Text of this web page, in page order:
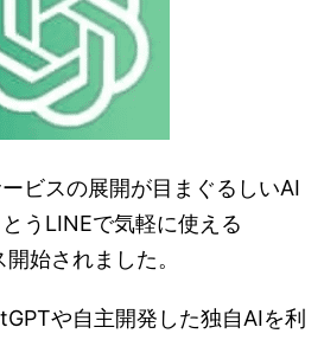
ビスの展開が目まぐるしいAI
うLINEで気軽に使える
始されました。
や自主開発した独自AIを利